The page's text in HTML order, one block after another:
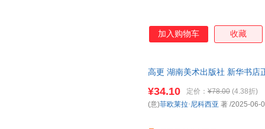
加入购物车 收藏
高更 湖南美术出版社 新华书店
¥34.10 定价： ¥78.00 (4.38折)
(意)菲欧莱拉·尼科西亚 著 /2025-06-